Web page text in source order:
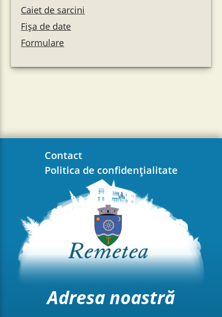
Caiet de sarcini
Fișa de date
Formulare
Contact
Politica de confidențialitate
Adresa noastră